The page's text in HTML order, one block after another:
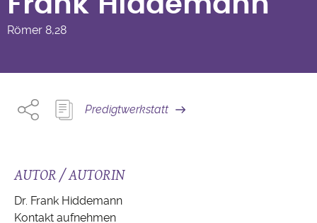
Römer 8,28
Predigtwerkstatt
AUTOR / AUTORIN
Dr. Frank Hiddemann
Kontakt aufnehmen